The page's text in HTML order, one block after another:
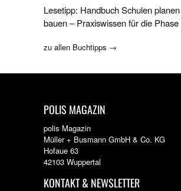
Lesetipp: Handbuch Schulen
bauen – Praxiswissen für die
zu allen Buchtipps →
POLIS MAGAZIN
polis Magazin
Müller + Busmann GmbH & Co. KG
Hofaue 63
42103 Wuppertal
KONTAKT & NEWSLETTER